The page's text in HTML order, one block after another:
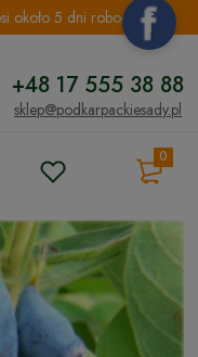
około 5 dni roboczych.
+48 17 555 38 88
sklep@podkarpackiesady.pl
0